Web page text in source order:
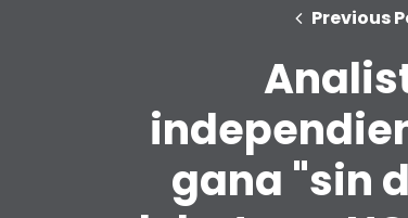
Previous
gana "sin